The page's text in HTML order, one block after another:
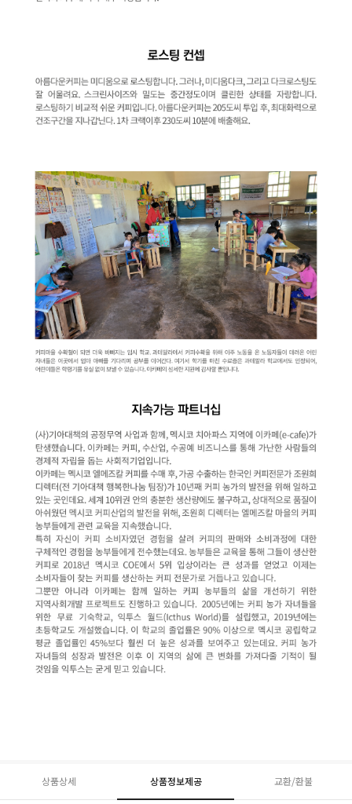
상품상세 상품정보제공 교환/환불